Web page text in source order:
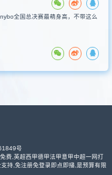
全国总决赛最萌身高，不带这么
号
费,英超西甲德甲法甲意甲中超一网打
持,免注册免登录即点即播,是预算有限